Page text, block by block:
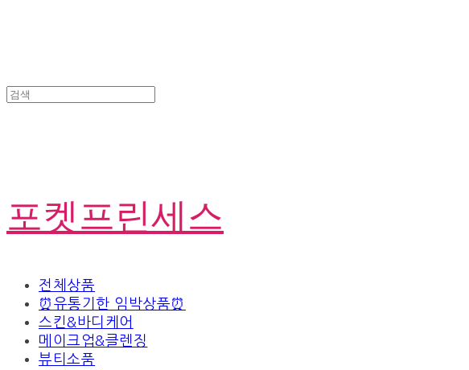
포켓프린세스
전체상품
⏰유통기한 임박상품⏰
스킨&바디케어
메이크업&클렌징
뷰티소품